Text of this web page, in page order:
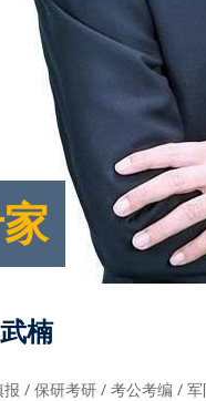
楠
报 / 保研考研 / 考公考编 /